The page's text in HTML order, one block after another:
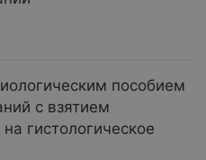
пособием
с взятием
гистологическое